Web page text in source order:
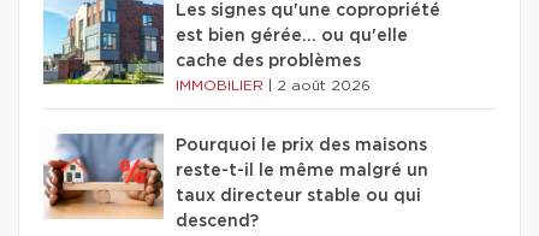
Les signes qu'une copropriété
est bien gérée… ou qu'elle
cache des problèmes
IMMOBILIER 2 août 2026
Pourquoi le prix des maisons
reste-t-il le même malgré un
taux directeur stable ou qui
descend?